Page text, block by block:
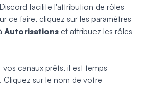
facilite l'attribution de rôles
ce faire, cliquez sur les paramètres
Autorisations et attribuez les rôles
canaux prêts, il est temps
Cliquez sur le nom de votre